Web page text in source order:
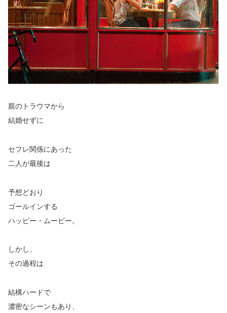
親のトラウマから
結婚せずに
セフレ関係にあった
二人が最後は
予想どおり
ゴールインする
ハッピー・ムービー。
しかし、
その過程は
結構ハードで
濃密なシーンもあり、